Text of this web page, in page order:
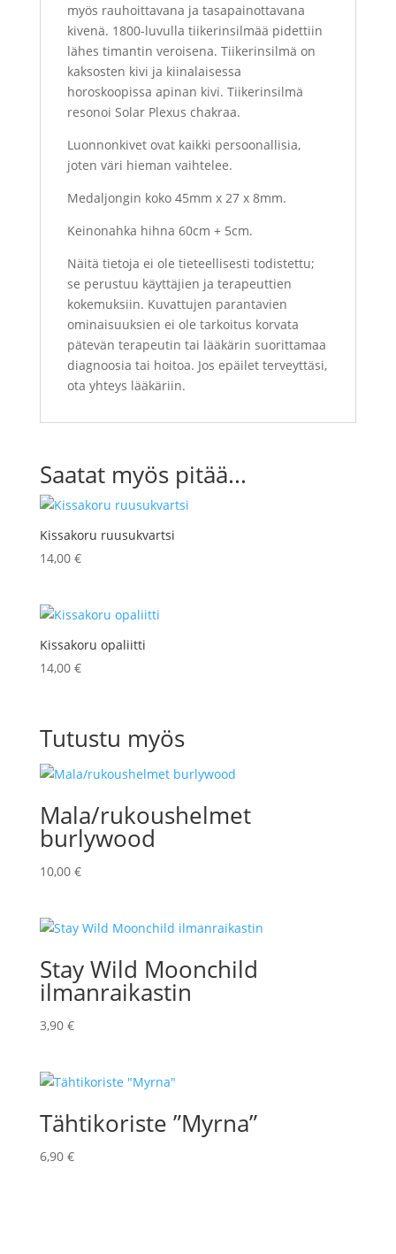
myös rauhoittavana ja tasapainottavana
kivenä. 1800-luvulla tiikerinsilmää pidettiin
lähes timantin veroisena. Tiikerinsilmä on
kaksosten kivi ja kiinalaisessa
horoskoopissa apinan kivi. Tiikerinsilmä
resonoi Solar Plexus chakraa.
Luonnonkivet ovat kaikki persoonallisia,
joten väri hieman vaihtelee.
Medaljongin koko 45mm x 27 x 8mm.
Keinonahka hihna 60cm + 5cm.
Näitä tietoja ei ole tieteellisesti todistettu;
se perustuu käyttäjien ja terapeuttien
kokemuksiin. Kuvattujen parantavien
ominaisuuksien ei ole tarkoitus korvata
pätevän terapeutin tai lääkärin suorittamaa
diagnoosia tai hoitoa. Jos epäilet terveyttäsi,
ota yhteys lääkäriin.
Saatat myös pitää...
Kissakoru ruusukvartsi
14,00 €
Kissakoru opaliitti
14,00 €
Tutustu myös
Mala/rukoushelmet
burlywood
10,00 €
Stay Wild Moonchild
ilmanraikastin
3,90 €
Tähtikoriste ”Myrna”
6,90 €